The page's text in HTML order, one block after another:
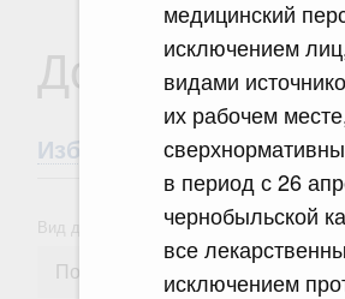
медицинский
исключением
видами
их рабочем
в период с 26
чернобыльской
все
исключением
Документы
Избранные документы
Вид документа